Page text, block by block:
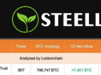
Through